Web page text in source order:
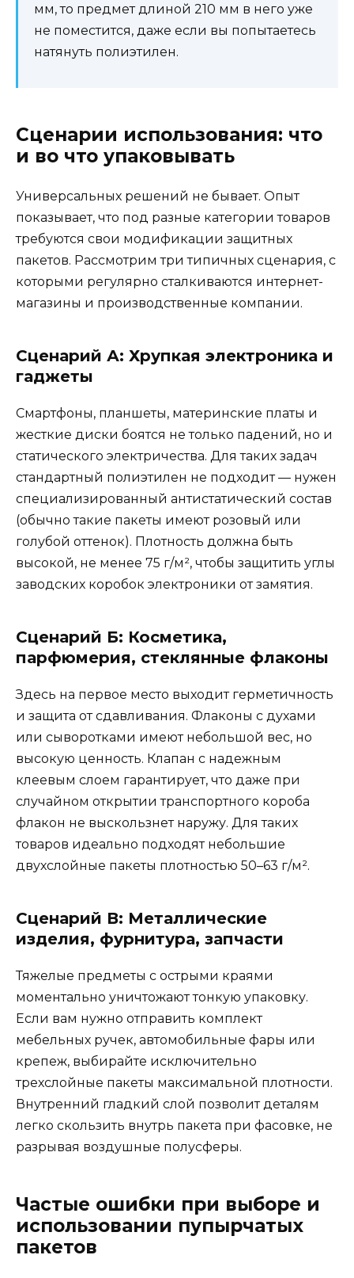
мм, то предмет длиной 210 мм в него уже
не поместится, даже если вы попытаетесь
натянуть полиэтилен.
Сценарии использования: что
и во что упаковывать
Универсальных решений не бывает. Опыт
показывает, что под разные категории товаров
требуются свои модификации защитных
пакетов. Рассмотрим три типичных сценария, с
которыми регулярно сталкиваются интернет-
магазины и производственные компании.
Сценарий А: Хрупкая электроника и
гаджеты
Смартфоны, планшеты, материнские платы и
жесткие диски боятся не только падений, но и
статического электричества. Для таких задач
стандартный полиэтилен не подходит — нужен
специализированный антистатический состав
(обычно такие пакеты имеют розовый или
голубой оттенок). Плотность должна быть
высокой, не менее 75 г/м², чтобы защитить углы
заводских коробок электроники от замятия.
Сценарий Б: Косметика,
парфюмерия, стеклянные флаконы
Здесь на первое место выходит герметичность
и защита от сдавливания. Флаконы с духами
или сыворотками имеют небольшой вес, но
высокую ценность. Клапан с надежным
клеевым слоем гарантирует, что даже при
случайном открытии транспортного короба
флакон не выскользнет наружу. Для таких
товаров идеально подходят небольшие
двухслойные пакеты плотностью 50–63 г/м².
Сценарий В: Металлические
изделия, фурнитура, запчасти
Тяжелые предметы с острыми краями
моментально уничтожают тонкую упаковку.
Если вам нужно отправить комплект
мебельных ручек, автомобильные фары или
крепеж, выбирайте исключительно
трехслойные пакеты максимальной плотности.
Внутренний гладкий слой позволит деталям
легко скользить внутрь пакета при фасовке, не
разрывая воздушные полусферы.
Частые ошибки при выборе и
использовании пупырчатых
пакетов